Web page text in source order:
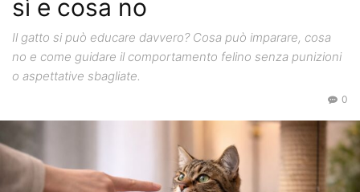
sì e cosa no
Il gatto si può educare davvero? Cosa può imparare, cosa
no e come guidare il comportamento felino senza punizioni
o aspettative sbagliate.
0